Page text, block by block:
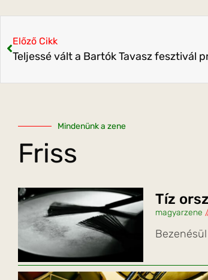
Előző Cikk
Teljessé vált a Bartók Tavasz fesztivál
Mindenünk a zene
Friss
Tíz
magyarzene